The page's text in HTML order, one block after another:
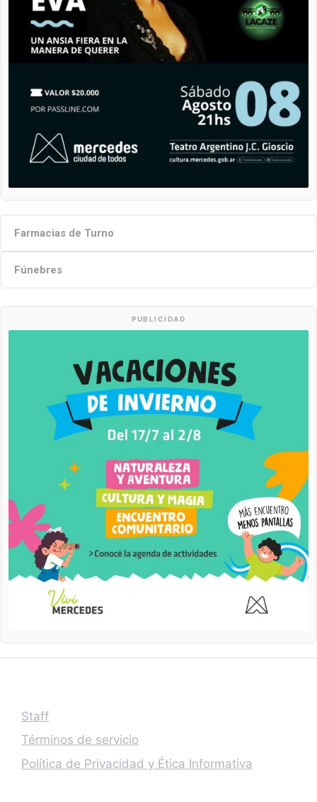
Farmacias de Turno
Fúnebres
PUBLICIDAD
Staff
Términos de servicio
Política de Privacidad y Ética Informativa